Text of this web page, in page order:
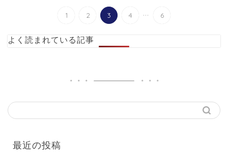
1 2 3 4 ... 6
よく読まれている記事
最近の投稿